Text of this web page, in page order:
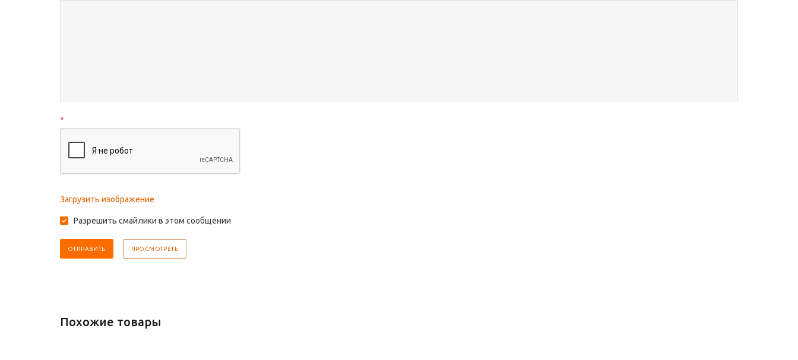
*
Загрузить изображение
Разрешить смайлики в этом сообщении
Похожие товары